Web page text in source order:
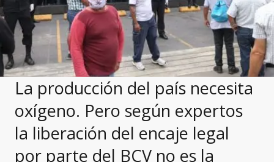
La producción del país necesita
oxígeno. Pero según expertos
la liberación del encaje legal
por parte del BCV no es la